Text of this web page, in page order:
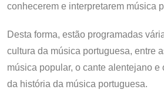
conhecerem e interpretarem música
Desta forma, estão programadas
cultura da música portuguesa, entre
música popular, o cante alentejano e
da história da música portuguesa.